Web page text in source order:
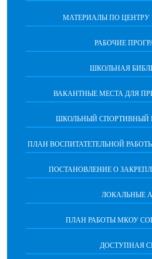
МАТЕРИАЛЫ ПО ЦЕНТРУ
РАБОЧИЕ
ШКОЛЬНАЯ
ВАКАНТНЫЕ МЕСТА ДЛЯ
ШКОЛЬНЫЙ СПОРТИВНЫЙ
ПЛАН ВОСПИТАТЕТЕЛЬНОЙ
ПОСТАНОВЛЕНИЕ О
ЛОКАЛЬНЫЕ
ПЛАН РАБОТЫ МКОУ
ДОСТУПНАЯ